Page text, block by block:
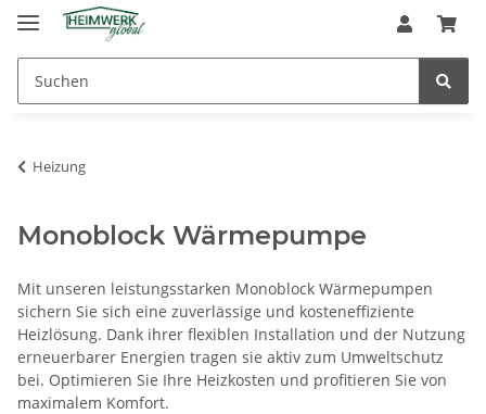
Heizung
Monoblock Wärmepumpe
Mit unseren leistungsstarken Monoblock Wärmepumpen
sichern Sie sich eine zuverlässige und kosteneffiziente
Heizlösung. Dank ihrer flexiblen Installation und der Nutzung
erneuerbarer Energien tragen sie aktiv zum Umweltschutz
bei. Optimieren Sie Ihre Heizkosten und profitieren Sie von
maximalem Komfort.